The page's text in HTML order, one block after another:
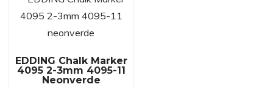
EDDING Chalk Marker
4095 2-3mm 4095-11
Neonverde